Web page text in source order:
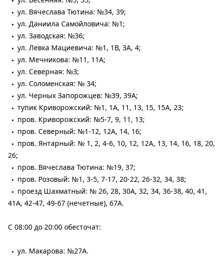
ул. Вячеслава Тютина: №34, 39;
ул. Даниила Самойловича: №1;
ул. Заводская: №36;
ул. Левка Мациевича: №1, 1В, 3А, 4;
ул. Мечникова: №11, 11А;
ул. Северная: №3;
ул. Соломенская: № 34;
ул. Черных Запорожцев: №39, 39А;
тупик Криворожский: №1, 1А, 11, 13, 15, 15А, 23;
пров. Криворожский: №5-7, 9, 11, 13;
пров. Северный: №1-12, 12А, 14, 16;
пров. Янтарный: № 1, 2, 4-6, 10, 12, 12А, 13, 14, 16, 18, 20,
26;
пров. Вячеслава Тютина: №19, 37;
пров. Розовый: №1, 3-5, 7-17, 20-22, 26-32, 34, 38;
проезд Шахматный: № 26, 28, 30А, 32, 34, 36-38, 40, 41,
41А, 42-47, 49-67 (нечетные), 67А.
С 08:00 до 20:00 обесточат:
ул. Макарова: №27А.